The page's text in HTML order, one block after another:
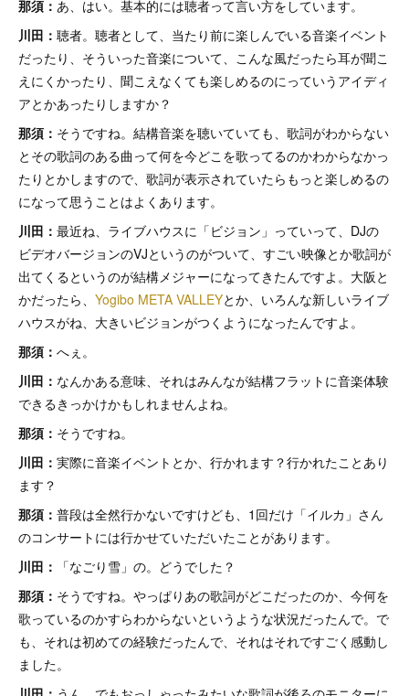
那須： あ、はい。基本的には聴者って言い方をしています。
川田： 聴者。聴者として、当たり前に楽しんでいる音楽イベント
だったり、そういった音楽について、こんな風だったら耳が聞こ
えにくかったり、聞こえなくても楽しめるのにっていうアイディ
アとかあったりしますか？
那須： そうですね。結構音楽を聴いていても、歌詞がわからない
とその歌詞のある曲って何を今どこを歌ってるのかわからなかっ
たりとかしますので、歌詞が表示されていたらもっと楽しめるの
になって思うことはよくあります。
川田： 最近ね、ライブハウスに「ビジョン」っていって、DJの
ビデオバージョンのVJというのがついて、すごい映像とか歌詞が
出てくるというのが結構メジャーになってきたんですよ。大阪と
かだったら、 Yogibo META VALLEYとか、いろんな新しいライブ
ハウスがね、大きいビジョンがつくようになったんですよ。
那須： へぇ。
川田： なんかある意味、それはみんなが結構フラットに音楽体験
できるきっかけかもしれませんよね。
那須： そうですね。
川田： 実際に音楽イベントとか、行かれます？行かれたことあり
ます？
那須： 普段は全然行かないですけども、1回だけ「イルカ」さん
のコンサートには行かせていただいたことがあります。
川田：
「なごり雪」の。どうでした？
那須： そうですね。やっぱりあの歌詞がどこだったのか、今何を
歌っているのかすらわからないというような状況だったんで。で
も、それは初めての経験だったんで、それはそれですごく感動し
ました。